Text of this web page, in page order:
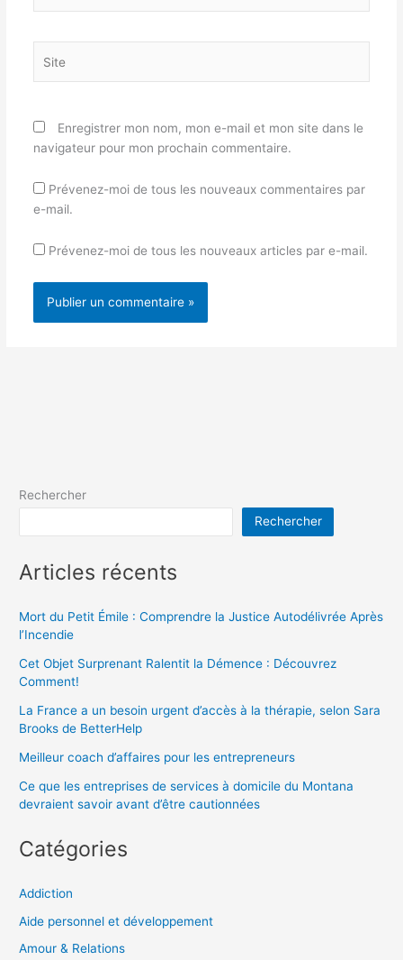
Enregistrer mon nom, mon e-mail et mon site dans le
navigateur pour mon prochain commentaire.
Prévenez-moi de tous les nouveaux commentaires par
e-mail.
Prévenez-moi de tous les nouveaux articles par e-mail.
Rechercher
Rechercher
Articles récents
Mort du Petit Émile : Comprendre la Justice Autodélivrée Après
l’Incendie
Cet Objet Surprenant Ralentit la Démence : Découvrez
Comment!
La France a un besoin urgent d’accès à la thérapie, selon Sara
Brooks de BetterHelp
Meilleur coach d’affaires pour les entrepreneurs
Ce que les entreprises de services à domicile du Montana
devraient savoir avant d’être cautionnées
Catégories
Addiction
Aide personnel et développement
Amour & Relations